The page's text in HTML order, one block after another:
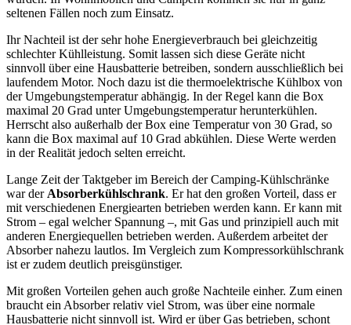
seltenen Fällen noch zum Einsatz.
Ihr Nachteil ist der sehr hohe Energieverbrauch bei gleichzeitig
schlechter Kühlleistung. Somit lassen sich diese Geräte nicht
sinnvoll über eine Hausbatterie betreiben, sondern ausschließlich bei
laufendem Motor. Noch dazu ist die thermoelektrische Kühlbox von
der Umgebungstemperatur abhängig. In der Regel kann die Box
maximal 20 Grad unter Umgebungstemperatur herunterkühlen.
Herrscht also außerhalb der Box eine Temperatur von 30 Grad, so
kann die Box maximal auf 10 Grad abkühlen. Diese Werte werden
in der Realität jedoch selten erreicht.
Lange Zeit der Taktgeber im Bereich der Camping-Kühlschränke
war derAbsorberkühlschrank. Er hat den großen Vorteil, dass er
mit verschiedenen Energiearten betrieben werden kann. Er kann mit
Strom – egal welcher Spannung –, mit Gas und prinzipiell auch mit
anderen Energiequellen betrieben werden. Außerdem arbeitet der
Absorber nahezu lautlos. Im Vergleich zum Kompressorkühlschrank
ist er zudem deutlich preisgünstiger.
Mit großen Vorteilen gehen auch große Nachteile einher. Zum einen
braucht ein Absorber relativ viel Strom, was über eine normale
Hausbatterie nicht sinnvoll ist. Wird er über Gas betrieben, schont